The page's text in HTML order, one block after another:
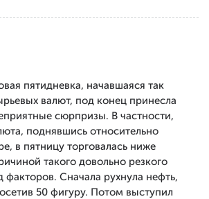
пятидневка, начавшаяся так
валют, под конец принесла
сюрпризы. В частности,
поднявшись относительно
в пятницу торговалась ниже
такого довольно резкого
факторов. Сначала рухнула нефть,
50 фигуру. Потом выступил